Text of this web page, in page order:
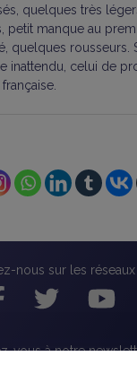
quelques très
petit manque au
quelques rousseurs.
inattendu, celui de
nous sur les
vous à notre